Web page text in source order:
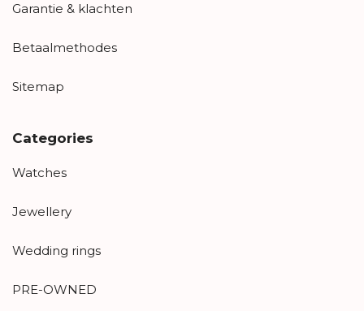
Garantie & klachten
Betaalmethodes
Sitemap
Categories
Watches
Jewellery
Wedding rings
PRE-OWNED